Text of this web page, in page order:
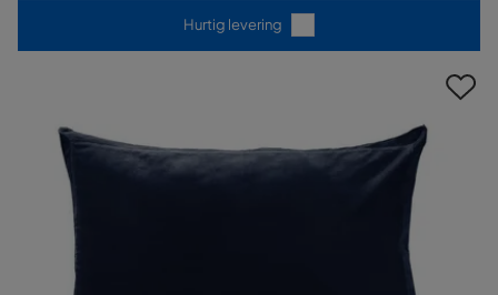
"Det skal være nemt at træffe personlige valg og sammensætte
elementer, der skaber et harmonisk hjem!" - Turiform.
Hurtig levering